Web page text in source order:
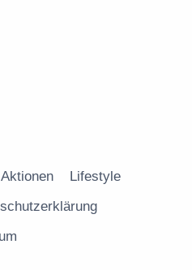
Lifestyle